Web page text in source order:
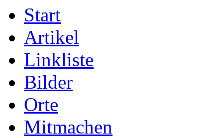
Start
Artikel
Linkliste
Bilder
Orte
Mitmachen